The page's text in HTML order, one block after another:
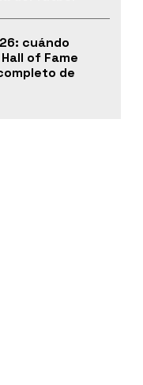
cuándo
of Fame
de